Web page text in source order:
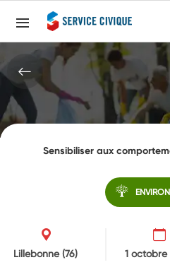
Sensibiliser aux
Lillebonne(76) 1 octobre